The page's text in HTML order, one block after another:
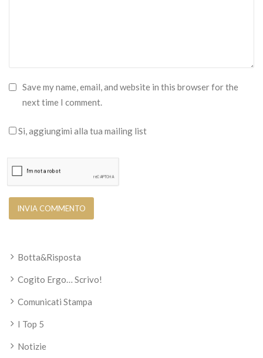
Save my name, email, and website in this browser for the
next time I comment.
Si, aggiungimi alla tua mailing list
Botta&Risposta
Cogito Ergo… Scrivo!
Comunicati Stampa
I Top 5
Notizie